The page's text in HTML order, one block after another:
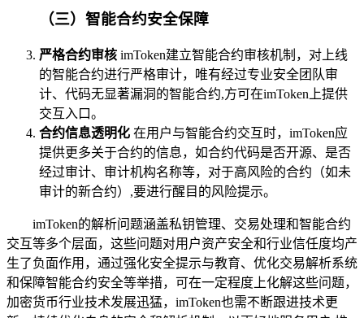
（三）智能合约安全保障
严格合约审核 imToken建立智能合约审核机制，对上线
的智能合约进行严格审计，唯有经过专业安全团队审
计、代码无显著漏洞的智能合约,方可在imToken上提供
交互入口。
合约信息透明化 在用户与智能合约交互时，imToken应
提供更多关于合约的信息，如合约代码是否开源、是否
经过审计、审计机构名称等，对于高风险的合约（如未
审计的新合约）,要进行醒目的风险提示。
imToken的解析问题涵盖私钥管理、交易处理和智能合约
交互等多个层面，这些问题对用户资产安全和行业信任度均产
生了负面作用，通过强化安全提示与教育、优化交易解析系统
和保障智能合约安全等举措，可在一定程度上化解这些问题，
加密货币行业技术发展迅猛，imToken也需不断跟进技术更